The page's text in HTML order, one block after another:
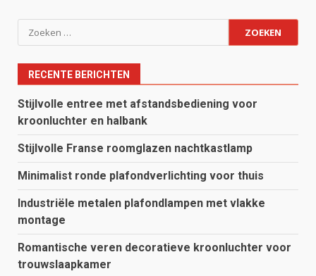
Zoeken
naar:
RECENTE BERICHTEN
Stijlvolle entree met afstandsbediening voor
kroonluchter en halbank
Stijlvolle Franse roomglazen nachtkastlamp
Minimalist ronde plafondverlichting voor thuis
Industriële metalen plafondlampen met vlakke
montage
Romantische veren decoratieve kroonluchter voor
trouwslaapkamer